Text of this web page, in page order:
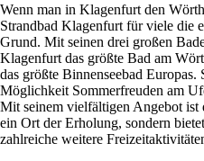
Wenn man in Klagenfurt den
Strandbad Klagenfurt für viele die
Grund. Mit seinen drei großen
Klagenfurt das größte Bad am
das größte Binnenseebad Europas.
Möglichkeit Sommerfreuden am
Mit seinem vielfältigen Angebot ist
ein Ort der Erholung, sondern
zahlreiche weitere